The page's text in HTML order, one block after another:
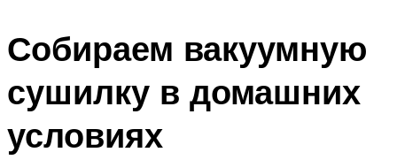
Собираем вакуумную
сушилку в домашних
условиях